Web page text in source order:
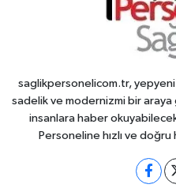
saglikpersonelicom.tr,
sadelik ve modernizmi bir araya
insanlara haber
Personeline hızlı ve